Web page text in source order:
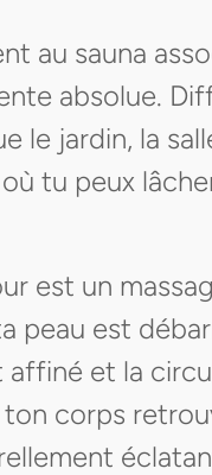
au sauna
absolue.
le jardin, la
tu peux
est un
peau est
et la
corps